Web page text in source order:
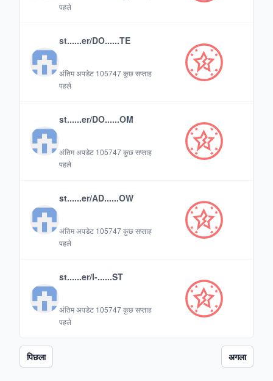
पहले
st......er/DO......TE
अंतिम अपडेट 105747 कुछ सप्ताह
पहले
st......er/DO......OM
अंतिम अपडेट 105747 कुछ सप्ताह
पहले
st......er/AD......OW
अंतिम अपडेट 105747 कुछ सप्ताह
पहले
st......er/I-......ST
अंतिम अपडेट 105747 कुछ सप्ताह
पहले
पिछला अगला